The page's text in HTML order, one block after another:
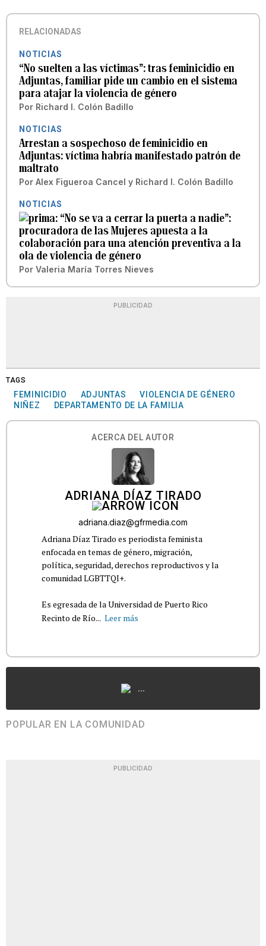
RELACIONADAS
NOTICIAS
“No suelten a las víctimas”: tras feminicidio en
Adjuntas, familiar pide un cambio en el sistema
para atajar la violencia de género
Por Richard I. Colón Badillo
NOTICIAS
Arrestan a sospechoso de feminicidio en
Adjuntas: víctima habría manifestado patrón de
maltrato
Por Alex Figueroa Cancel y Richard I. Colón Badillo
NOTICIAS
“No se va a cerrar la puerta a nadie”:
procuradora de las Mujeres apuesta a la
colaboración para una atención preventiva a la
ola de violencia de género
Por Valeria María Torres Nieves
PUBLICIDAD
TAGS
FEMINICIDIO ADJUNTAS
VIOLENCIA DE GÉNERO
NIÑEZ
DEPARTAMENTO DE LA FAMILIA
ACERCA DEL AUTOR
ADRIANA DÍAZ TIRADO
adriana.diaz@gfrmedia.com
Adriana Díaz Tirado es periodista feminista
enfocada en temas de género, migración,
política, seguridad, derechos reproductivos y la
comunidad LGBTTQI+.
Es egresada de la Universidad de Puerto Rico
Recinto de Río... Leer más
...
POPULAR EN LA COMUNIDAD
PUBLICIDAD